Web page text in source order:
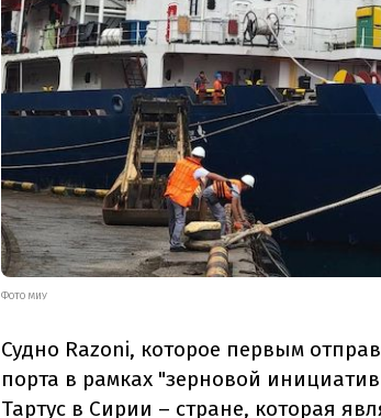
ФОТО МИУ
Судно Razoni, которое первым
порта в рамках "зерновой
Тартус в Сирии – стране, которая